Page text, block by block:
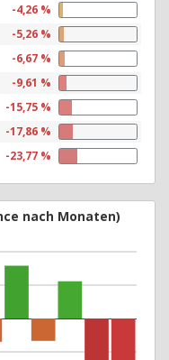
-4,26 %
-5,26 %
-6,67 %
-9,61 %
-15,75 %
-17,86 %
-23,77 %
nach Monaten)